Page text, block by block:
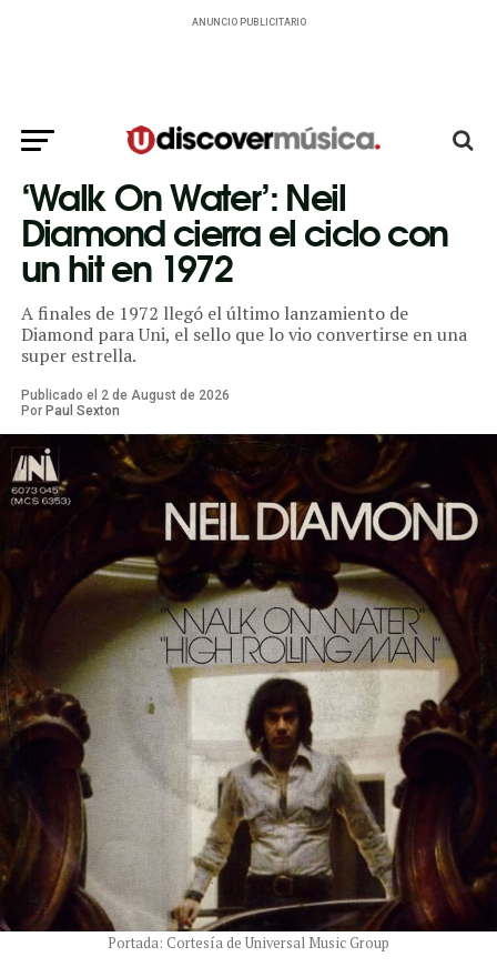
ANUNCIO PUBLICITARIO
‘Walk On Water’: Neil
Diamond cierra el ciclo con
un hit en 1972
A finales de 1972 llegó el último lanzamiento de
Diamond para Uni, el sello que lo vio convertirse en una
super estrella.
Publicado el 2 de August de 2026
Por Paul Sexton
Portada: Cortesía de Universal Music Group